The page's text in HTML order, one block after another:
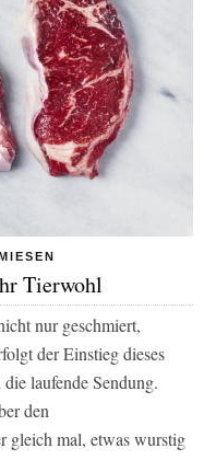
Tierwohl
nur geschmiert,
der Einstieg dieses
laufende Sendung.
den
gleich mal, etwas wurstig